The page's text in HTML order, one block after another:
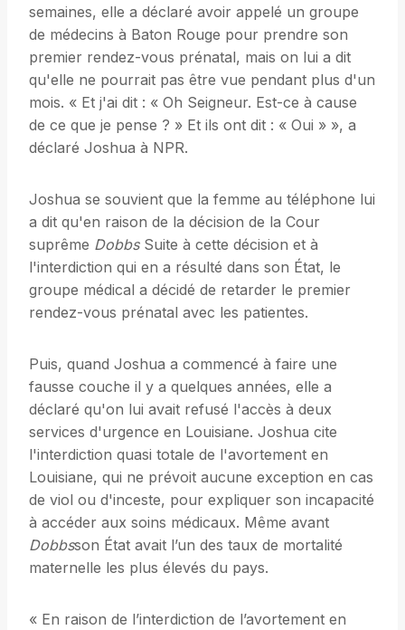
semaines, elle a déclaré avoir appelé un groupe
de médecins à Baton Rouge pour prendre son
premier rendez-vous prénatal, mais on lui a dit
qu'elle ne pourrait pas être vue pendant plus d'un
mois. « Et j'ai dit : « Oh Seigneur. Est-ce à cause
de ce que je pense ? » Et ils ont dit : « Oui » », a
déclaré Joshua à NPR.
Joshua se souvient que la femme au téléphone lui
a dit qu'en raison de la décision de la Cour
suprême DobbsSuite à cette décision et à
l'interdiction qui en a résulté dans son État, le
groupe médical a décidé de retarder le premier
rendez-vous prénatal avec les patientes.
Puis, quand Joshua a commencé à faire une
fausse couche il y a quelques années, elle a
déclaré qu'on lui avait refusé l'accès à deux
services d'urgence en Louisiane. Joshua cite
l'interdiction quasi totale de l'avortement en
Louisiane, qui ne prévoit aucune exception en cas
de viol ou d'inceste, pour expliquer son incapacité
à accéder aux soins médicaux. Même avant
Dobbsson État avait l’un des taux de mortalité
maternelle les plus élevés du pays.
« En raison de l’interdiction de l’avortement en